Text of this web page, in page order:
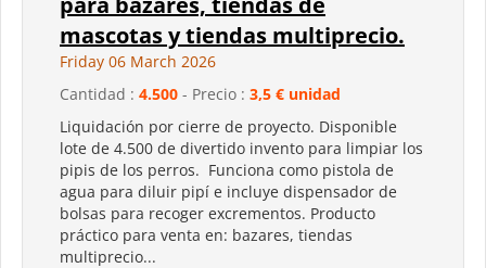
mascotas y tiendas multiprecio.
Friday 06 March 2026
Cantidad : 4.500 - Precio : 3,5 € unidad
Liquidación por cierre de proyecto. Disponible
lote de 4.500 de divertido invento para limpiar los
pipis de los perros. Funciona como pistola de
agua para diluir pipí e incluye dispensador de
bolsas para recoger excrementos. Producto
práctico para venta en: bazares, tiendas
multiprecio...